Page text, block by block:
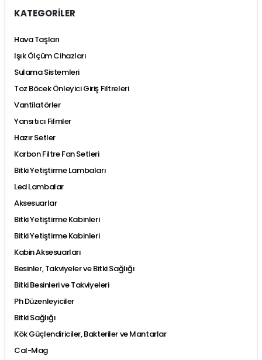
KATEGORİLER
Hava Taşları
Işık Ölçüm Cihazları
Sulama Sistemleri
Toz Böcek Önleyici Giriş Filtreleri
Vantilatörler
Yansıtıcı Filmler
Hazır Setler
Karbon Filtre Fan Setleri
Bitki Yetiştirme Lambaları
Led Lambalar
Aksesuarlar
Bitki Yetiştirme Kabinleri
Bitki Yetiştirme Kabinleri
Kabin Aksesuarları
Besinler, Takviyeler ve Bitki Sağlığı
Bitki Besinleri ve Takviyeleri
Ph Düzenleyiciler
Bitki Sağlığı
Kök Güçlendiriciler, Bakteriler ve Mantarlar
Cal-Mag